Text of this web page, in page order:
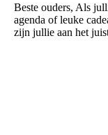
Beste ouders, Als
agenda of leuke
zijn jullie aan het